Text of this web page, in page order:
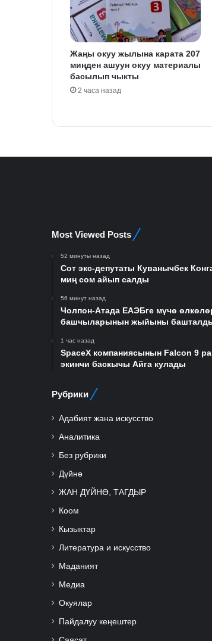
Жаңы окуу жылына карата 207
миңден ашуун окуу материалы
басылып чыкты
2 часа назад
Most Viewed Posts
52 минуты назад
Сот экс-депутаты Куванычбек
миң сом айып салды
56 минут назад
Чолпон-Атада ЕАЭБге мүчө
башчыларынын жыйыны
1 час назад
SpaceX компаниясынын Falcon 9
экинчи баскычы Айга кулады
Рубрики
Адабият жана искусство
Аналитика
Без рубрики
Дүйнө
ЖАН ДҮЙНӨ, ТАГДЫР
Коом
Кызыктар
Литература и искусство
Маданият
Медиа
Окуялар
Пайдалуу кеңештер